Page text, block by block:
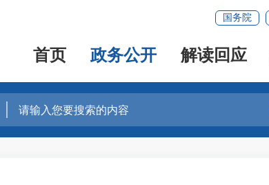
国务院
首页 政务公开 解读回应